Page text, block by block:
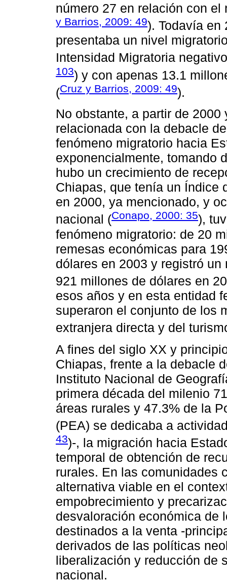
número 27 en relación con
y Barrios, 2009: 49). Todavía en
presentaba un nivel
Intensidad Migratoria
103) y con apenas 13.1
(Cruz y Barrios, 2009: 49).
No obstante, a partir de
relacionada con la debacle
fenómeno migratorio hacia
exponencialmente, tomando
hubo un crecimiento de
Chiapas, que tenía un Índice
en 2000, ya mencionado, y
nacional (Conapo, 2000: 35),
fenómeno migratorio: de 20
remesas económicas para
dólares en 2003 y registró
921 millones de dólares en
esos años y en esta entidad
superaron el conjunto de los
extranjera directa y del
A fines del siglo XX y
Chiapas, frente a la debacle
Instituto Nacional de
primera década del milenio
áreas rurales y 47.3% de la
(PEA) se dedicaba a
43)-, la migración hacia
temporal de obtención de
rurales. En las comunidades
alternativa viable en el
empobrecimiento y
desvaloración económica de
destinados a la venta -
derivados de las políticas
liberalización y reducción de
nacional.